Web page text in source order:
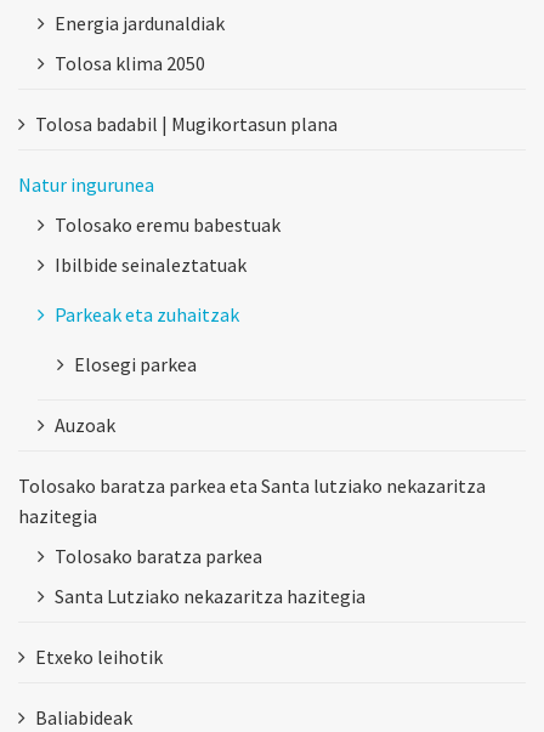
Energia jardunaldiak
Tolosa klima 2050
Tolosa badabil | Mugikortasun plana
Natur ingurunea
Tolosako eremu babestuak
Ibilbide seinaleztatuak
Parkeak eta zuhaitzak
Elosegi parkea
Auzoak
Tolosako baratza parkea eta Santa lutziako nekazaritza
hazitegia
Tolosako baratza parkea
Santa Lutziako nekazaritza hazitegia
Etxeko leihotik
Baliabideak